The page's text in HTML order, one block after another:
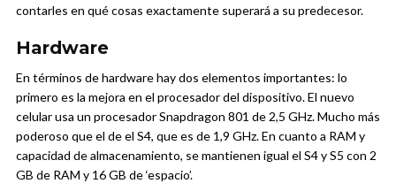
contarles en qué cosas exactamente superará a su predecesor.
Hardware
En términos de hardware hay dos elementos importantes: lo
primero es la mejora en el procesador del dispositivo. El nuevo
celular usa un procesador Snapdragon 801 de 2,5 GHz. Mucho más
poderoso que el de el S4, que es de 1,9 GHz. En cuanto a RAM y
capacidad de almacenamiento, se mantienen igual el S4 y S5 con 2
GB de RAM y 16 GB de ‘espacio’.